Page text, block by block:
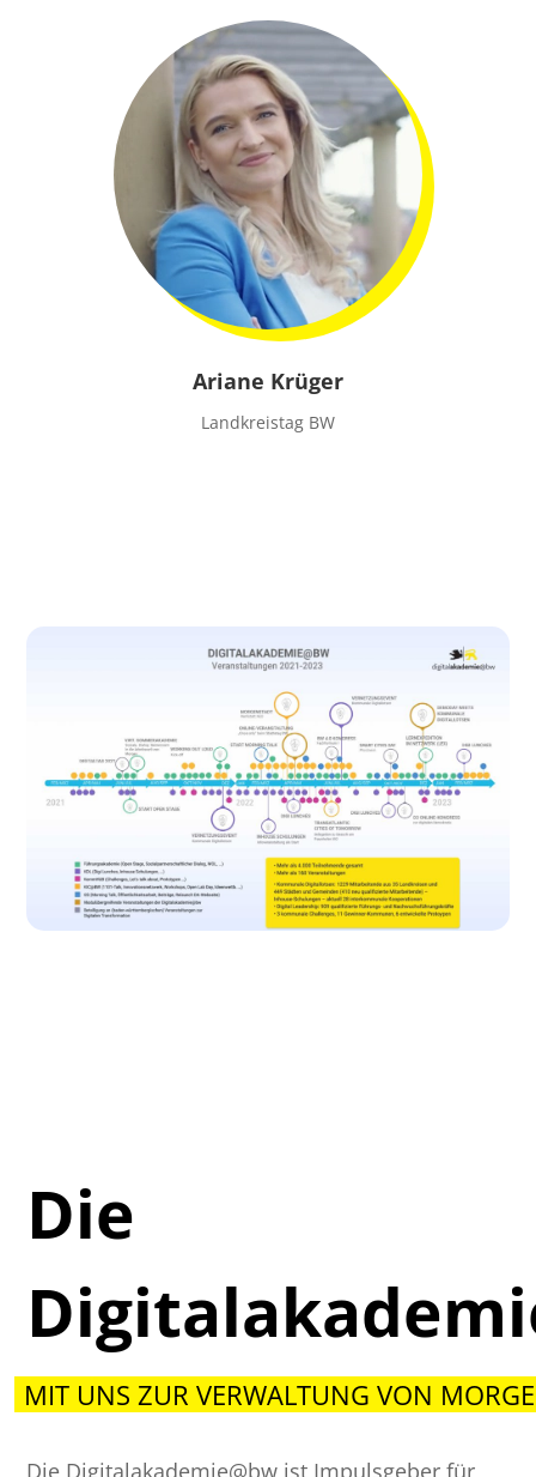
Ariane Krüger
Landkreistag BW
Die
MIT UNS ZUR VERWALTUNG VON
Die Digitalakademie@bw ist Impulsgeber für